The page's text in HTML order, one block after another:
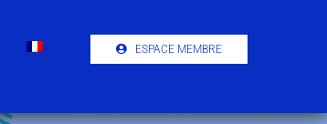
ESPACE MEMBRE